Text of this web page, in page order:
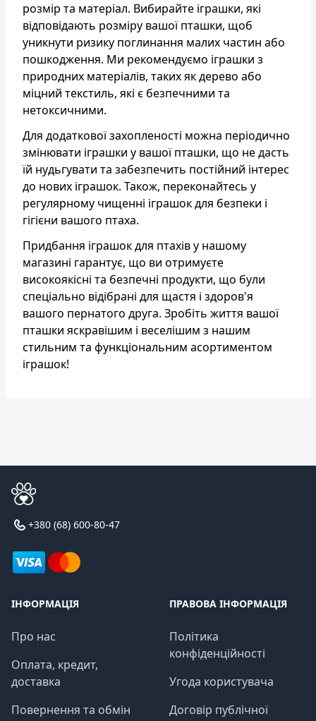
розмір та матеріал. Вибирайте іграшки, які
відповідають розміру вашої пташки, щоб
уникнути ризику поглинання малих частин або
пошкодження. Ми рекомендуємо іграшки з
природних матеріалів, таких як дерево або
міцний текстиль, які є безпечними та
нетоксичними.
Для додаткової захопленості можна періодично
змінювати іграшки у вашої пташки, що не дасть
їй нудьгувати та забезпечить постійний інтерес
до нових іграшок. Також, переконайтесь у
регулярному чищенні іграшок для безпеки і
гігієни вашого птаха.
Придбання іграшок для птахів у нашому
магазині гарантує, що ви отримуєте
високоякісні та безпечні продукти, що були
спеціально відібрані для щастя і здоров'я
вашого пернатого друга. Зробіть життя вашої
пташки яскравішим і веселішим з нашим
стильним та функціональним асортиментом
іграшок!
+380 (68) 600-80-47
ІНФОРМАЦІЯ
Про нас
Оплата, кредит,
доставка
Повернення та обмін
ПРАВОВА ІНФОРМАЦІЯ
Політика
конфіденційності
Угода користувача
Договір публічної